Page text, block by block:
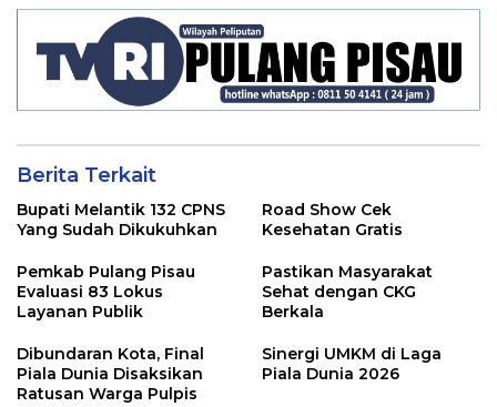
Berita Terkait
Bupati Melantik 132 CPNS
Yang Sudah Dikukuhkan
Road Show Cek
Kesehatan Gratis
Pemkab Pulang Pisau
Evaluasi 83 Lokus
Layanan Publik
Pastikan Masyarakat
Sehat dengan CKG
Berkala
Dibundaran Kota, Final
Piala Dunia Disaksikan
Ratusan Warga Pulpis
Sinergi UMKM di Laga
Piala Dunia 2026